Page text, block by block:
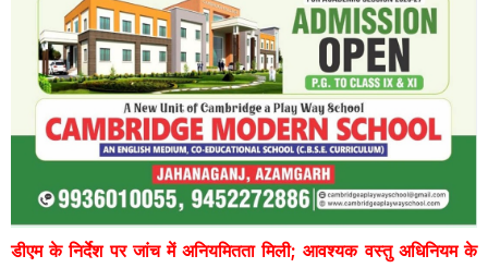
डीएम के निर्देश पर जांच में अनियमितता मिली; आवश्यक वस्तु अधिनियम के